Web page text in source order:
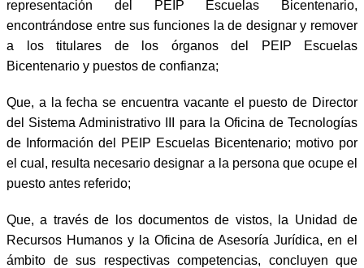
representación del PEIP Escuelas Bicentenario,
encontrándose entre sus funciones la de designar y remover
a los titulares de los órganos del PEIP Escuelas
Bicentenario y puestos de confianza;
Que, a la fecha se encuentra vacante el puesto de Director
del Sistema Administrativo III para la Oficina de Tecnologías
de Información del PEIP Escuelas Bicentenario; motivo por
el cual, resulta necesario designar a la persona que ocupe el
puesto antes referido;
Que, a través de los documentos de vistos, la Unidad de
Recursos Humanos y la Oficina de Asesoría Jurídica, en el
ámbito de sus respectivas competencias, concluyen que